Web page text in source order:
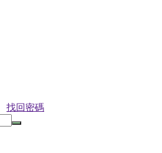
找回密碼